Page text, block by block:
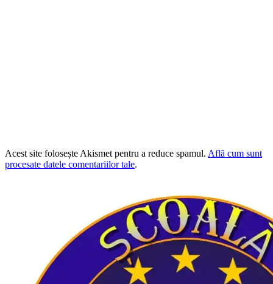
Acest site folosește Akismet pentru a reduce spamul. Află cum sunt
procesate datele comentariilor tale.